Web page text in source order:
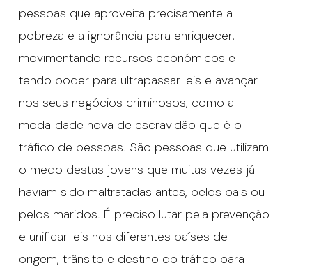
pessoas que aproveita precisamente a
pobreza e a ignorância para enriquecer,
movimentando recursos económicos e
tendo poder para ultrapassar leis e avançar
nos seus negócios criminosos, como a
modalidade nova de escravidão que é o
tráfico de pessoas. São pessoas que utilizam
o medo destas jovens que muitas vezes já
haviam sido maltratadas antes, pelos pais ou
pelos maridos. É preciso lutar pela prevenção
e unificar leis nos diferentes países de
origem, trânsito e destino do tráfico para